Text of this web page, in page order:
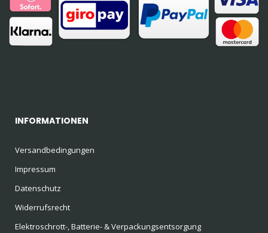
INFORMATIONEN
Versandbedingungen
Impressum
Datenschutz
Widerrufsrecht
Elektroschrott-, Batterie- & Verpackungsentsorgung